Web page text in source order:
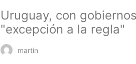
Uruguay, con
"excepción a la regla"
martin